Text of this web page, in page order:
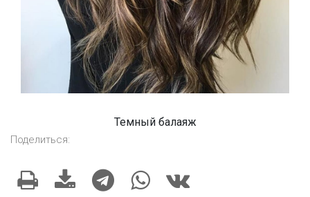
Темный балаяж
Поделиться: